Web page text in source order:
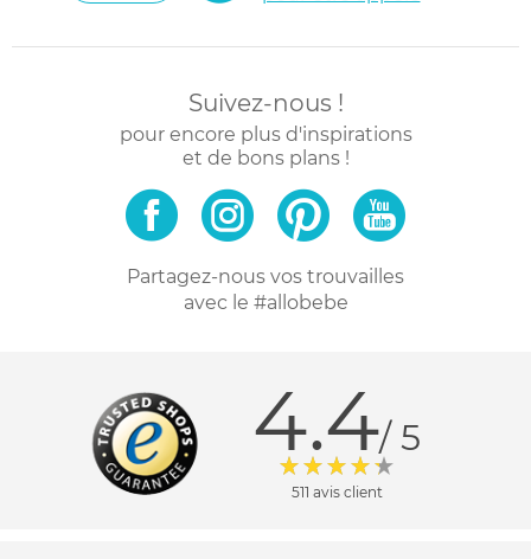
Suivez-nous !
pour encore plus d'inspirations
et de bons plans !
Partagez-nous vos trouvailles
avec le #allobebe
4.4/ 5
511 avis client